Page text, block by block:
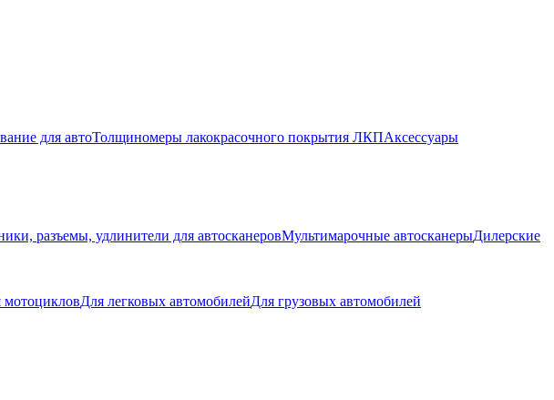
для автоТолщиномеры лакокрасочного покрытия ЛКПАксессуары
разъемы, удлинители для автосканеровМультимарочные автосканерыДилерские
мотоцикловДля легковых автомобилейДля грузовых автомобилей